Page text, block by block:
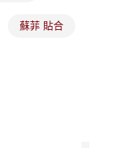
大直營門市／銀行轉
本公司）所提供，讓
蘇菲 貼合